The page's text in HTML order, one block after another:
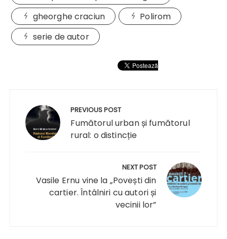
gheorghe craciun
Polirom
serie de autor
articole
PREVIOUS POST
Fumătorul urban și fumătorul
rural: o distincție
NEXT POST
Vasile Ernu vine la „Povești din
cartier. Întâlniri cu autori și
vecinii lor”